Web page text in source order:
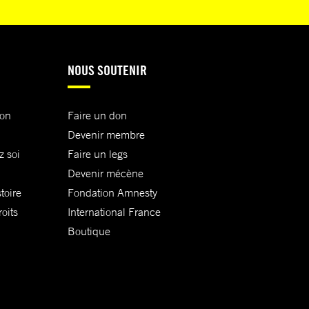
soi
NOUS SOUTENIR
Faire un don
Devenir membre
Faire un legs
Devenir mécène
Fondation Amnesty
International France
Boutique